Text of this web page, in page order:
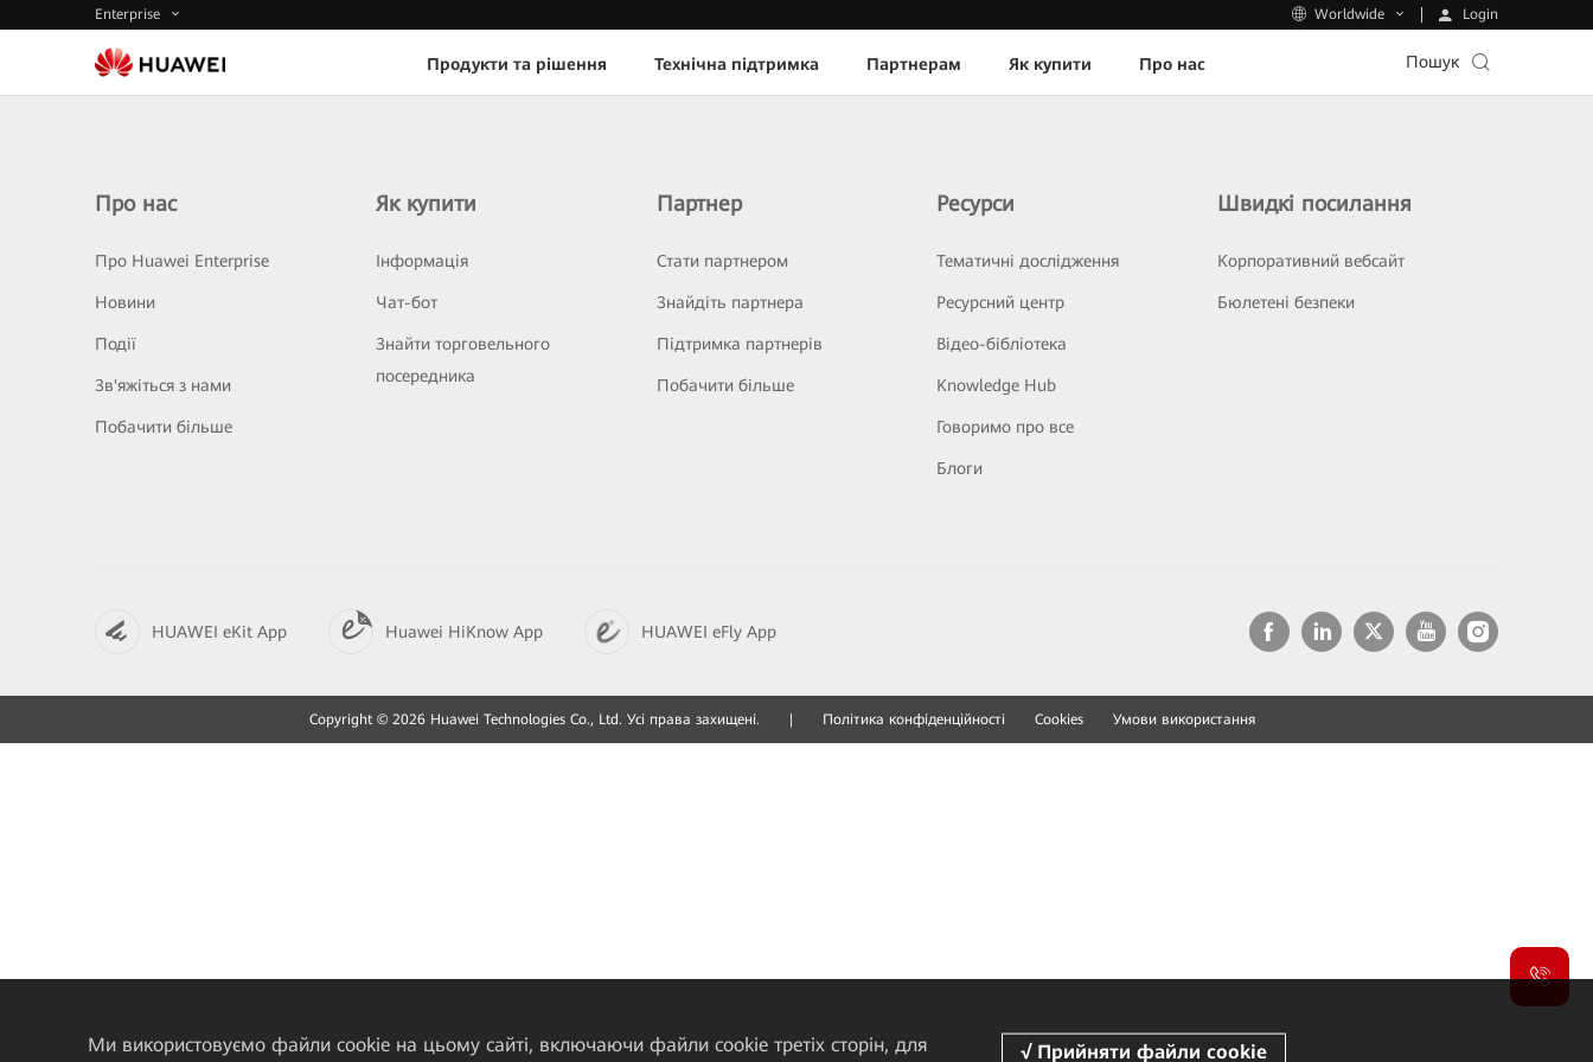
Enterprise Worldwide Login
Продукти та рішення Технічна підтримка Партнерам Як купити Про нас Пошук
Про нас
Про Huawei Enterprise
Новини
Події
Зв'яжіться з нами
Побачити більше
Як купити
Інформація
Чат-бот
Знайти торговельного
посередника
Партнер
Стати партнером
Знайдіть партнера
Підтримка партнерів
Побачити більше
Ресурси
Тематичні дослідження
Ресурсний центр
Відео-бібліотека
Knowledge Hub
Говоримо про все
Блоги
Швидкі посилання
Корпоративний вебсайт
Бюлетені безпеки
HUAWEI eKit App Huawei HiKnow App HUAWEI eFly App
Copyright © 2026 Huawei Technologies Co., Ltd. Усі права захищені. Політика конфіденційності Cookies Умови використання
Ми використовуємо файли cookie на цьому сайті, включаючи файли cookie третіх сторін, для